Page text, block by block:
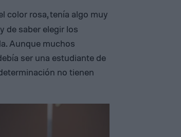
color rosa, tenía algo muy
de saber elegir los
Aunque muchos
ser una estudiante de
no tienen